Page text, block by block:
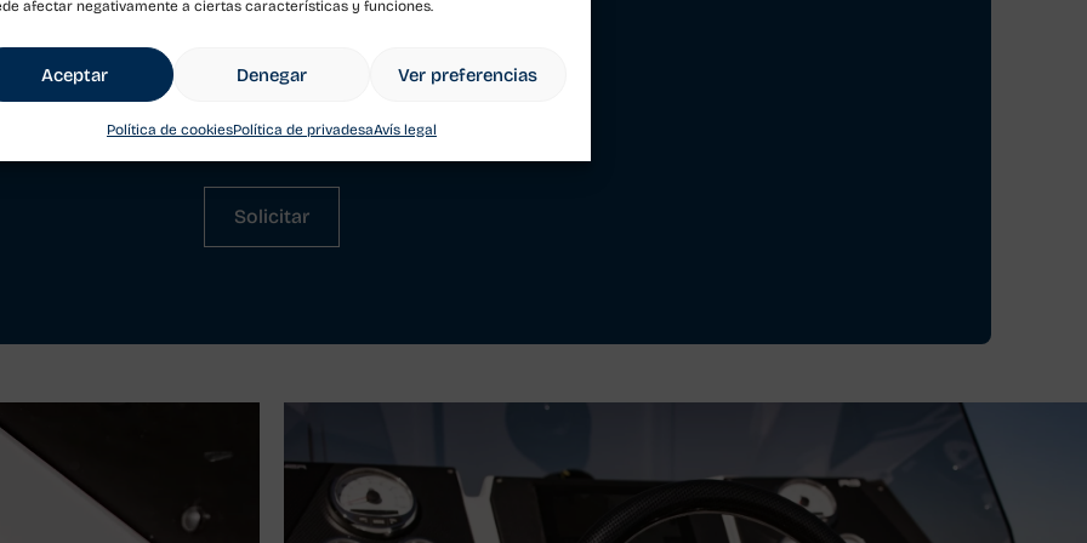
afectar negativamente a ciertas características y funciones.
Aceptar Denegar Ver preferencias
Política de cookiesPolítica de privadesaAvís legal
Solicitar presupuesto
Solicitar